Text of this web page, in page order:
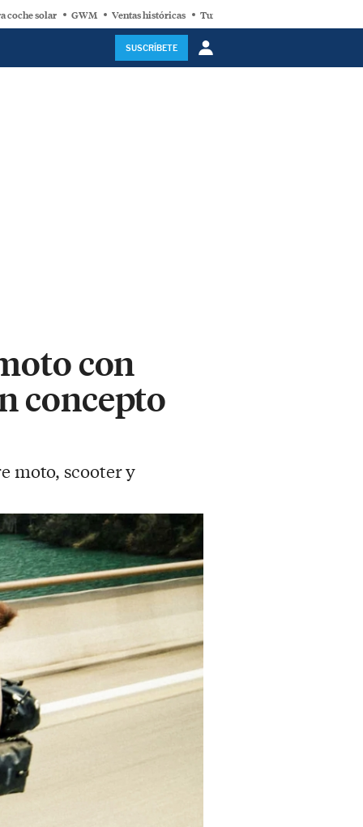
coche solar GWM Ventas históricas Turbina eólica
SUSCRÍBETE
con
concepto
moto, scooter y